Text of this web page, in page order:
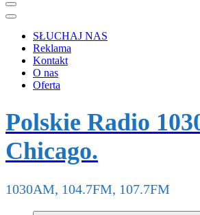
SŁUCHAJ NAS
Reklama
Kontakt
O nas
Oferta
Polskie Radio
Chicago.
1030AM, 104.7FM, 107.7FM